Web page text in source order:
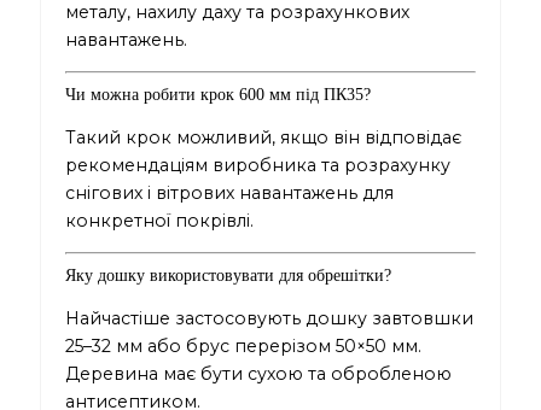
металу, нахилу даху та розрахункових
навантажень.
Чи можна робити крок 600 мм під ПК35?
Такий крок можливий, якщо він відповідає
рекомендаціям виробника та розрахунку
снігових і вітрових навантажень для
конкретної покрівлі.
Яку дошку використовувати для обрешітки?
Найчастіше застосовують дошку завтовшки
25–32 мм або брус перерізом 50×50 мм.
Деревина має бути сухою та обробленою
антисептиком.